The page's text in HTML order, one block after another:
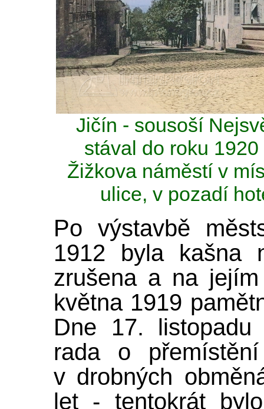
Jičín - sousoší
stával do roku
Žižkova náměstí v
ulice, v pozadí
Po výstavbě
1912 byla kašna
zrušena a na
května 1919
Dne 17. listopadu
rada o
v drobných
let - tentokrát